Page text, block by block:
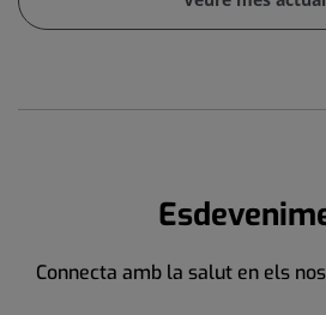
Connecta amb la salut en els